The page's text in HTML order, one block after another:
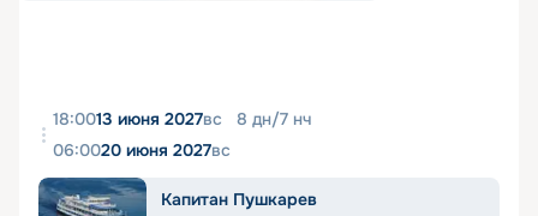
18:0013 июня 2027вс 8 дн/7 нч
06:0020 июня 2027вс
Капитан Пушкарев